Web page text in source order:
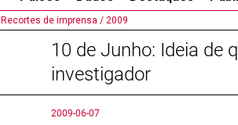
Recortes de imprensa / 2009
10 de Junho: Ideia de
investigador
2009-06-07